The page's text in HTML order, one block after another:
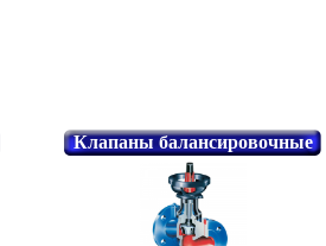
Клапаны балансировочные